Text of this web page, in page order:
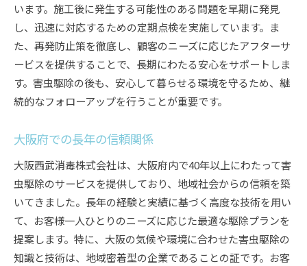
います。施工後に発生する可能性のある問題を早期に発見
し、迅速に対応するための定期点検を実施しています。ま
た、再発防止策を徹底し、顧客のニーズに応じたアフターサ
ービスを提供することで、長期にわたる安心をサポートしま
す。害虫駆除の後も、安心して暮らせる環境を守るため、継
続的なフォローアップを行うことが重要です。
大阪府での長年の信頼関係
大阪西武消毒株式会社は、大阪府内で40年以上にわたって害
虫駆除のサービスを提供しており、地域社会からの信頼を築
いてきました。長年の経験と実績に基づく高度な技術を用い
て、お客様一人ひとりのニーズに応じた最適な駆除プランを
提案します。特に、大阪の気候や環境に合わせた害虫駆除の
知識と技術は、地域密着型の企業であることの証です。お客